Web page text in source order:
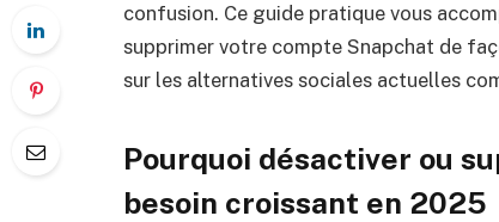
confusion. Ce guide pratique vous
supprimer votre compte Snapchat de
sur les alternatives sociales actuelles
Pourquoi désactiver ou
besoin croissant en 2025